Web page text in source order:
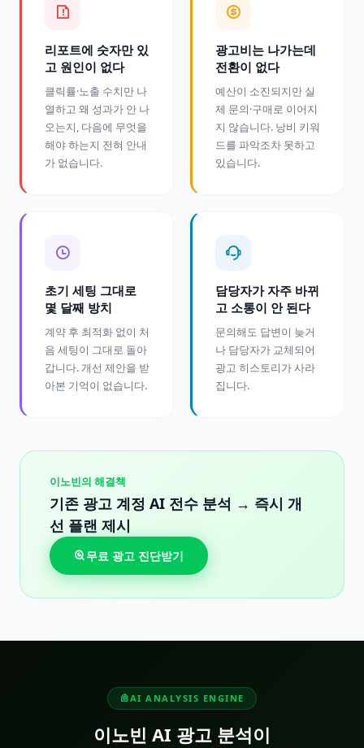
리포트에 숫자만 있
고 원인이 없다
클릭률·노출 수치만 나
열하고 왜 성과가 안 나
오는지, 다음에 무엇을
해야 하는지 전혀 안내
가 없습니다.
광고비는 나가는데
전환이 없다
예산이 소진되지만 실
제 문의·구매로 이어지
지 않습니다. 낭비 키워
드를 파악조차 못하고
있습니다.
초기 세팅 그대로
몇 달째 방치
계약 후 최적화 없이 처
음 세팅이 그대로 돌아
갑니다. 개선 제안을 받
아본 기억이 없습니다.
담당자가 자주 바뀌
고 소통이 안 된다
문의해도 답변이 늦거
나 담당자가 교체되어
광고 히스토리가 사라
집니다.
이노빈의 해결책
기존 광고 계정 AI 전수 분석 → 즉시 개
선 플랜 제시
무료 광고 진단받기
AI ANALYSIS ENGINE
이노빈 AI 광고 분석이